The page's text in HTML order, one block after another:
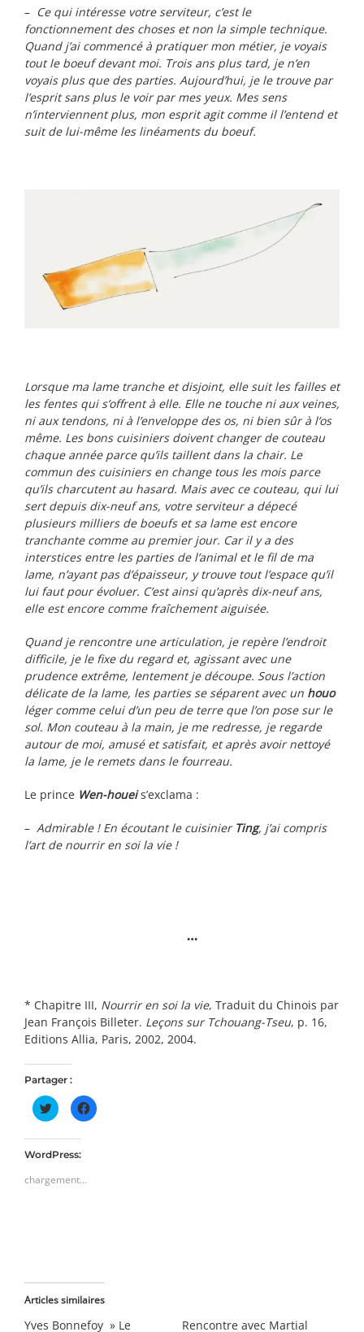
– Ce qui intéresse votre serviteur, c’est le
fonctionnement des choses et non la simple technique.
Quand j’ai commencé à pratiquer mon métier, je voyais
tout le boeuf devant moi. Trois ans plus tard, je n’en
voyais plus que des parties. Aujourd’hui, je le trouve par
l’esprit sans plus le voir par mes yeux. Mes sens
n’interviennent plus, mon esprit agit comme il l’entend et
suit de lui-même les linéaments du boeuf.
Lorsque ma lame tranche et disjoint, elle suit les failles et
les fentes qui s’offrent à elle. Elle ne touche ni aux veines,
ni aux tendons, ni à l’enveloppe des os, ni bien sûr à l’os
même. Les bons cuisiniers doivent changer de couteau
chaque année parce qu’ils taillent dans la chair. Le
commun des cuisiniers en change tous les mois parce
qu’ils charcutent au hasard. Mais avec ce couteau, qui lui
sert depuis dix-neuf ans, votre serviteur a dépecé
plusieurs milliers de boeufs et sa lame est encore
tranchante comme au premier jour. Car il y a des
interstices entre les parties de l’animal et le fil de ma
lame, n’ayant pas d’épaisseur, y trouve tout l’espace qu’il
lui faut pour évoluer. C’est ainsi qu’après dix-neuf ans,
elle est encore comme fraîchement aiguisée.
Quand je rencontre une articulation, je repère l’endroit
difficile, je le fixe du regard et, agissant avec une
prudence extrême, lentement je découpe. Sous l’action
délicate de la lame, les parties se séparent avec un houo
léger comme celui d’un peu de terre que l’on pose sur le
sol. Mon couteau à la main, je me redresse, je regarde
autour de moi, amusé et satisfait, et après avoir nettoyé
la lame, je le remets dans le fourreau.
Le prince Wen-houei s’exclama :
– Admirable ! En écoutant le cuisinier Ting, j’ai compris
l’art de nourrir en soi la vie !
…
* Chapitre III, Nourrir en soi la vie, Traduit du Chinois par
Jean François Billeter. Leçons sur Tchouang-Tseu, p. 16,
Editions Allia, Paris, 2002, 2004.
Partager :
Cliquez
pour
partager
dans
fenêtre)
Cliquez
pour
WordPress:
chargement…
Articles similaires
Yves Bonnefoy » Le Rencontre avec Martial